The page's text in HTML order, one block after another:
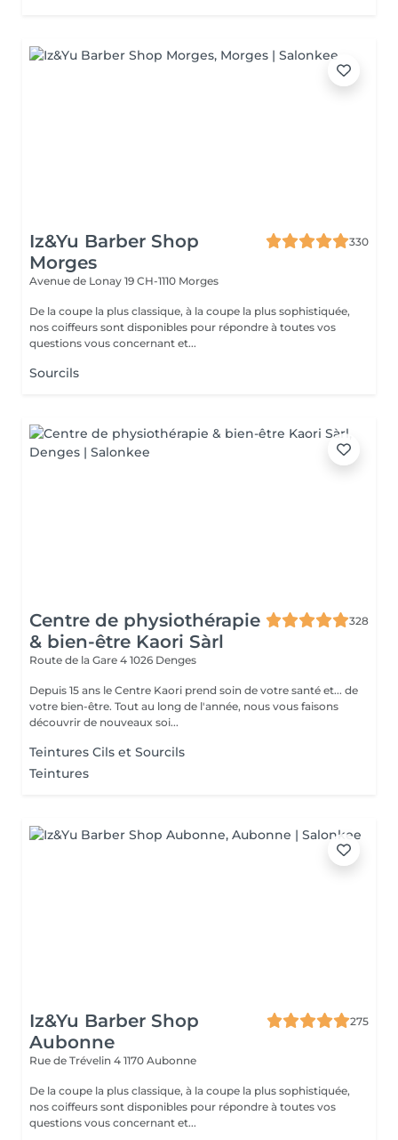
Iz&Yu Barber Shop
Morges
330
Avenue de Lonay 19 CH-1110 Morges
De la coupe la plus classique, à la coupe la plus sophistiquée,
nos coiffeurs sont disponibles pour répondre à toutes vos
questions vous concernant et...
Sourcils
Centre de physiothérapie
& bien-être Kaori Sàrl
328
Route de la Gare 4 1026 Denges
Depuis 15 ans le Centre Kaori prend soin de votre santé et... de
votre bien-être. Tout au long de l'année, nous vous faisons
découvrir de nouveaux soi...
Teintures Cils et Sourcils
Teintures
Iz&Yu Barber Shop
Aubonne
275
Rue de Trévelin 4 1170 Aubonne
De la coupe la plus classique, à la coupe la plus sophistiquée,
nos coiffeurs sont disponibles pour répondre à toutes vos
questions vous concernant et...